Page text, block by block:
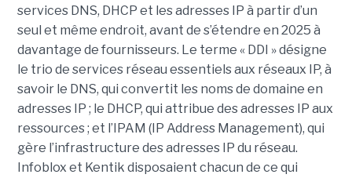
services DNS, DHCP et les adresses IP à partir d’un
seul et même endroit, avant de s’étendre en 2025 à
davantage de fournisseurs. Le terme « DDI » désigne
le trio de services réseau essentiels aux réseaux IP, à
savoir le DNS, qui convertit les noms de domaine en
adresses IP ; le DHCP, qui attribue des adresses IP aux
ressources ; et l’IPAM (IP Address Management), qui
gère l’infrastructure des adresses IP du réseau.
Infoblox et Kentik disposaient chacun de ce qui